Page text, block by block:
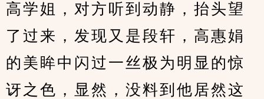
高学姐，对方听到动静，抬头望
了过来，发现又是段轩，高惠娟
的美眸中闪过一丝极为明显的惊
讶之色，显然，没料到他居然这